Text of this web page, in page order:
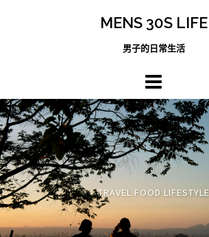
MENS 30S LIFE
男子的日常生活
TRAVEL FOOD LIFESTYLE